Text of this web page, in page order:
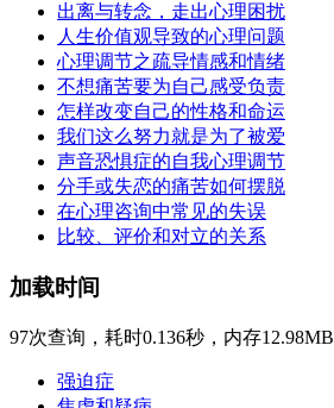
出离与转念，走出心理困扰
人生价值观导致的心理问题
心理调节之疏导情感和情绪
不想痛苦要为自己感受负责
怎样改变自己的性格和命运
我们这么努力就是为了被爱
声音恐惧症的自我心理调节
分手或失恋的痛苦如何摆脱
在心理咨询中常见的失误
比较、评价和对立的关系
加载时间
97次查询，耗时0.136秒，内存12.98MB
强迫症